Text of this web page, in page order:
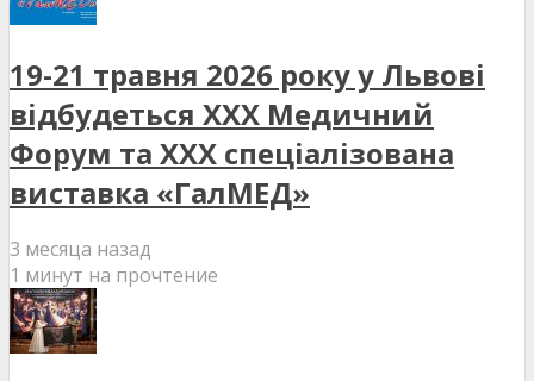
19-21 травня 2026 року у Львові
відбудеться XXX Медичний
Форум та XXX спеціалізована
виставка «ГалМЕД»
3 месяца назад
1 минут на прочтение